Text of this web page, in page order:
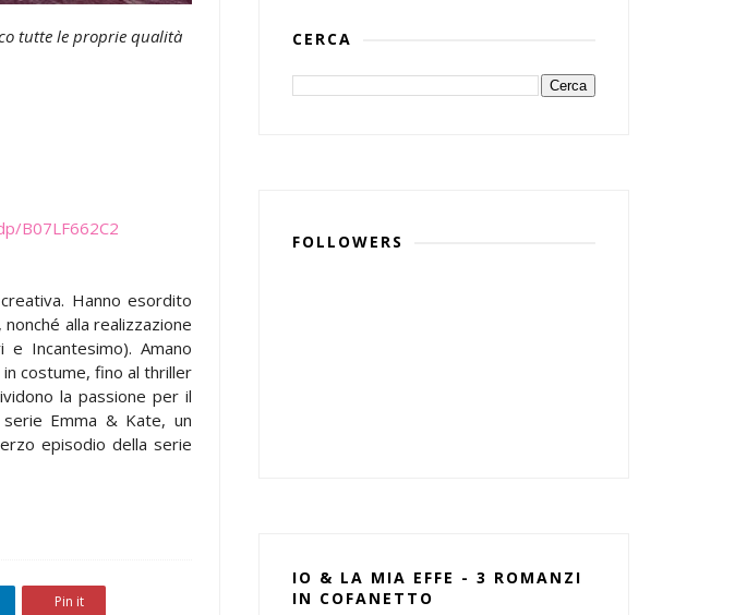
tutte le proprie qualità
B07LF662C2
Hanno esordito
alla realizzazione
Incantesimo). Amano
costume, fino al thriller
la passione per il
Emma & Kate, un
episodio della serie
Pin it
CERCA
FOLLOWERS
IO & LA MIA EFFE - 3 ROMANZI
IN COFANETTO